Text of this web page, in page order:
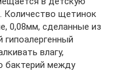
Количество щетинок
0,08мм, сделанные из
влагу,
бактерий между